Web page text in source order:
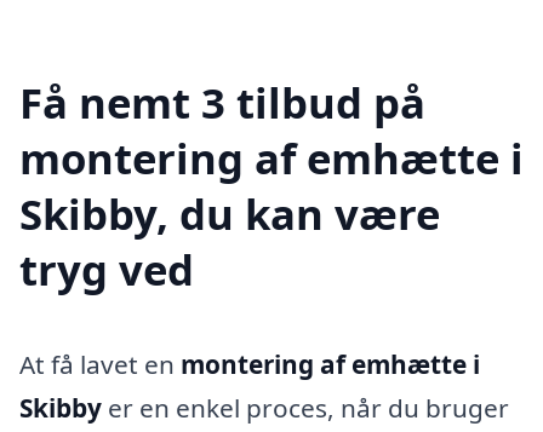
Få nemt 3 tilbud på
montering af emhætte i
Skibby, du kan være
tryg ved
At få lavet en montering af emhætte i
Skibby er en enkel proces, når du bruger